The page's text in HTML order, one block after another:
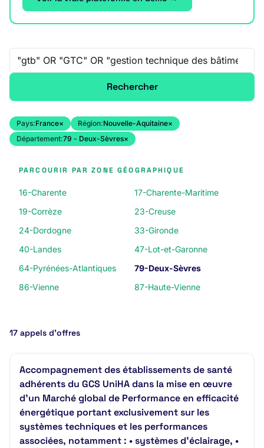
Recherche libre
Rechercher
Pays:France× Région:Nouvelle-Aquitaine×
Département:79 - Deux-Sèvres×
PARCOURIR PAR ZONE GÉOGRAPHIQUE
16-Charente
17-Charente-Maritime
19-Corrèze
23-Creuse
24-Dordogne
33-Gironde
40-Landes
47-Lot-et-Garonne
64-Pyrénées-Atlantiques
79-Deux-Sèvres
86-Vienne
87-Haute-Vienne
17 appels d’offres
Accompagnement des établissements de santé
adhérents du GCS UniHA dans la mise en œuvre
d’un Marché global de Performance en efficacité
énergétique portant exclusivement sur les
systèmes techniques et les performances
associées, notamment : • systèmes d’éclairage, •